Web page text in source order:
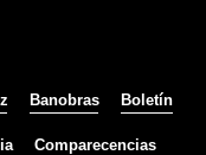
Banobras Boletín
Comparecencias